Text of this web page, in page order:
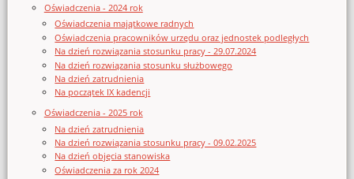
Oświadczenia - 2024 rok
Oświadczenia majątkowe radnych
Oświadczenia pracowników urzędu oraz jednostek podległych
Na dzień rozwiązania stosunku pracy - 29.07.2024
Na dzień rozwiązania stosunku służbowego
Na dzień zatrudnienia
Na początek IX kadencji
Oświadczenia - 2025 rok
Na dzień zatrudnienia
Na dzień rozwiązania stosunku pracy - 09.02.2025
Na dzień objęcia stanowiska
Oświadczenia za rok 2024